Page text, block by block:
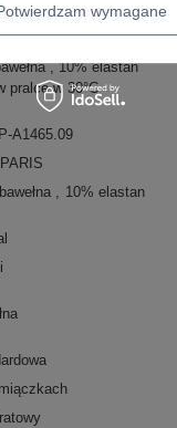
547 740 Zadaj pytanie
, 10% elastan
pralce w 30°C
A1465.09
10% elastan
wymagane